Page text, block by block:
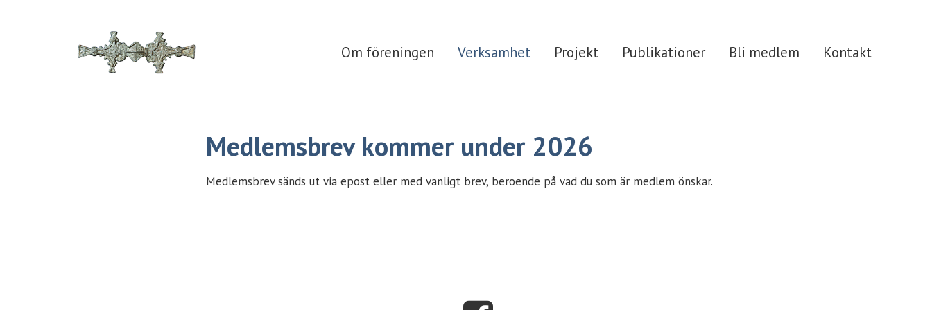
Om föreningen Verksamhet Projekt Publikationer Bli medlem Kontakt
Medlemsbrev kommer under 2026
Medlemsbrev sänds ut via epost eller med vanligt brev, beroende på vad du som är medlem önskar.